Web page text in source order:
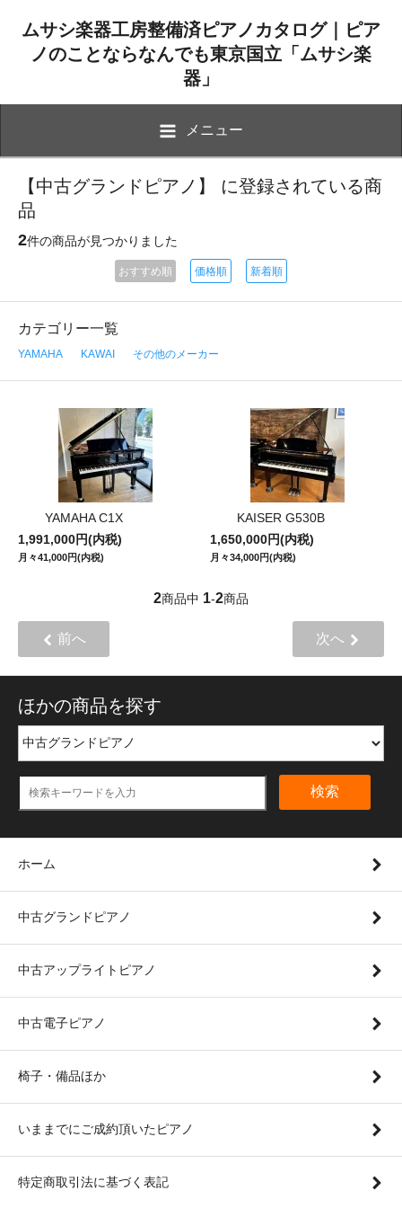
ムサシ楽器工房整備済ピアノカタログ｜ピア
ノのことならなんでも東京国立「ムサシ楽
器」
メニュー
【中古グランドピアノ】 に登録されている商
品
2件の商品が見つかりました
おすすめ順 価格順 新着順
カテゴリー一覧
YAMAHA KAWAI その他のメーカー
YAMAHA C1X
1,991,000円(内税)
月々41,000円(内税)
KAISER G530B
1,650,000円(内税)
月々34,000円(内税)
2商品中 1-2商品
前へ 次へ
ほかの商品を探す
検索
ホーム
中古グランドピアノ
中古アップライトピアノ
中古電子ピアノ
椅子・備品ほか
いままでにご成約頂いたピアノ
特定商取引法に基づく表記